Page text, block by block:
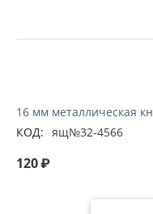
16 мм металлическая
КОД: ящ№32-4566
120₽